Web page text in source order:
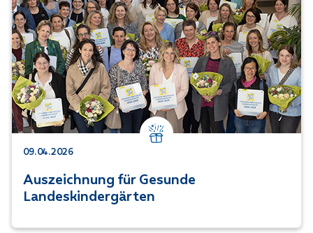
Kategorie: Jubiläum
09.04.2026
Auszeichnung für Gesunde
Landeskindergärten